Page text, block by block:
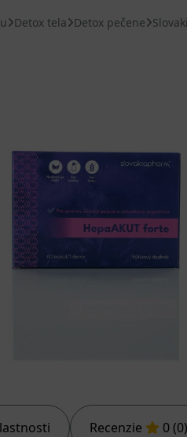
Detox tela Detox pečene
Recenzie 0 (0)